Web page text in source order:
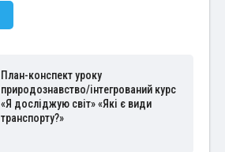
План-конспект уроку
природознавство/інтегрований курс
«Я досліджую світ» «Які є види
транспорту?»